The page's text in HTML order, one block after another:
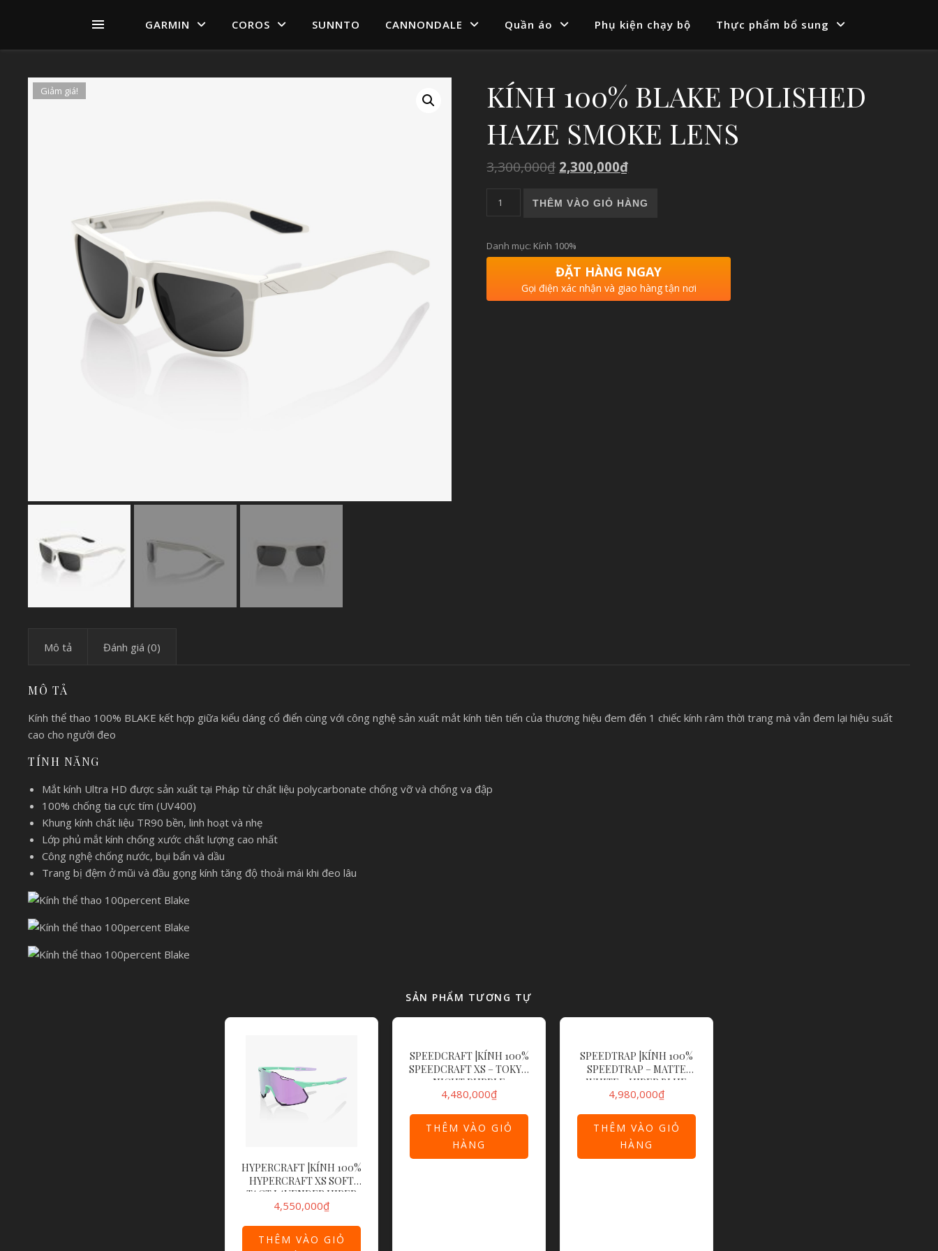
GARMIN COROS SUNNTO CANNONDALE Quần áo Phụ kiện chạy bộ Thực phẩm bổ sung
Giảm giá!
KÍNH 100% BLAKE POLISHED
HAZE SMOKE LENS
3,300,000₫ 2,300,000₫
KÍNH 100% BLAKE POLISHED HAZE SMOKE LENS số lượng
THÊM VÀO GIỎ HÀNG
Danh mục: Kính 100%
ĐẶT HÀNG NGAY
Gọi điện xác nhận và giao hàng tận nơi
Mô tả Đánh giá (0)
MÔ TẢ
Kính thể thao 100% BLAKE kết hợp giữa kiểu dáng cổ điển cùng với công nghệ sản xuất mắt kính tiên tiến của thương hiệu đem đến 1 chiếc kính râm thời trang mà vẫn đem lại hiệu suất
cao cho người đeo
TÍNH NĂNG
Mắt kính Ultra HD được sản xuất tại Pháp từ chất liệu polycarbonate chống vỡ và chống va đập
100% chống tia cực tím (UV400)
Khung kính chất liệu TR90 bền, linh hoạt và nhẹ
Lớp phủ mắt kính chống xước chất lượng cao nhất
Công nghệ chống nước, bụi bẩn và dầu
Trang bị đệm ở mũi và đầu gọng kính tăng độ thoải mái khi đeo lâu
SẢN PHẨM TƯƠNG TỰ
HYPERCRAFT |KÍNH 100%
HYPERCRAFT XS SOFT
TACT LAVENDER HIPER
LAVENDER MIRROR LENS
4,550,000₫
THÊM VÀO GIỎ
SPEEDCRAFT |KÍNH 100%
SPEEDCRAFT XS – TOKYO
NIGHT PURPLE
MULTILAYER MIRROR LENS
4,480,000₫
THÊM VÀO GIỎ
HÀNG
SPEEDTRAP |KÍNH 100%
SPEEDTRAP – MATTE
WHITE – HIPER BLUE
MULTILAYER MIRROR LENS
4,980,000₫
THÊM VÀO GIỎ
HÀNG